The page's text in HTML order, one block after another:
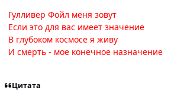
Гулливер Фойл меня зовут
Если это для вас имеет значение
В глубоком космосе я живу
И смерть - мое конечное назначение
Цитата